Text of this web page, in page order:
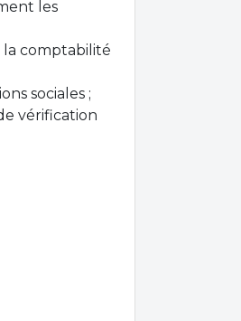
les
la comptabilité
sociales ;
vérification